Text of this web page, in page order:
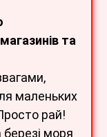
та
маленьких
рай!
березі моря